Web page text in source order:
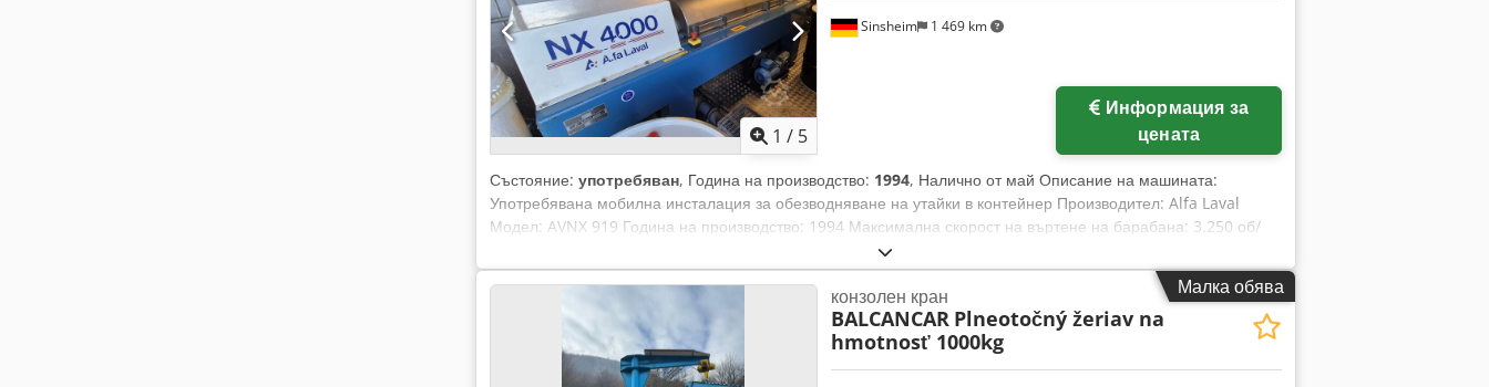
1 / 5
Sinsheim 1 469 km
цената
Състояние: употребяван, Година на производство: 1994, Налично от май Описание на машината:
Употребявана мобилна инсталация за обезводняване на утайки в контейнер Производител: Alfa Laval
Модел: AVNX 919 Година на производство: 1994 Максимална скорост на въртене на барабана: 3.250 об/
мин Материал: Неръждаема стомана Вътрешен диаметър на барабана: 353 / 202 мм Допустима плътност
на утайката: 1,2 кг / дм³ Размери: Д 7.500 x Ш 2.450 x В 2.550 мм Тегло в празно състояние: Около 6-7 тона
Техническа документация: Да Забележка: Налично от май Оборудване: контейнер, полимерна система,
захранваща помпа, електрически шкаф, мацератор, транспортьор за отвеждане Състояние: Употребяван
Цена: По запитване Dodpfxjyxl R Eo Adzsck
Малка обява
конзолен кран
BALCANCAR Plneotočný žeriav na
hmotnosť 1000kg